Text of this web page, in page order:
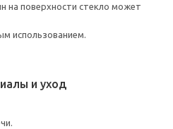
на поверхности стекло может
использованием.
и уход